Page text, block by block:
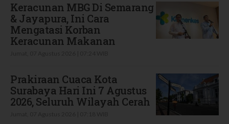
Keracunan MBG Di Semarang
& Jayapura, Ini Cara
Mengatasi Korban
Keracunan Makanan
Prakiraan Cuaca Kota
Surabaya Hari Ini 7 Agustus
2026, Seluruh Wilayah Cerah